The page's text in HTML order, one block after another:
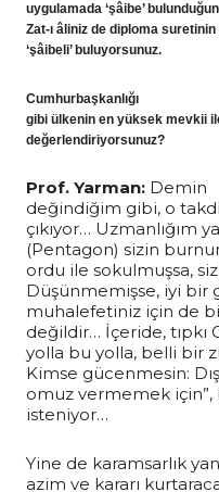
uygulamada ‘şâibe’
Zat-ı âliniz de diploma
‘şâibeli’ buluyorsunuz.
Cumhurbaşkanlığı
gibi ülkenin en yüksek mevkii
değerlendiriyorsunuz?
Prof. Yarman: Demin
değindiğim gibi, o
çıkıyor… Uzmanlığım
(Pentagon) sizin
ordu ile sokulmuşsa,
Düşünmemişse, iyi bir
muhalefetiniz için de
değildir… İçeride, tıpkı
yolla bu yolla, belli bir
Kimse gücenmesin:
omuz vermemek
isteniyor…
Yine de karamsarlık
azim ve kararı